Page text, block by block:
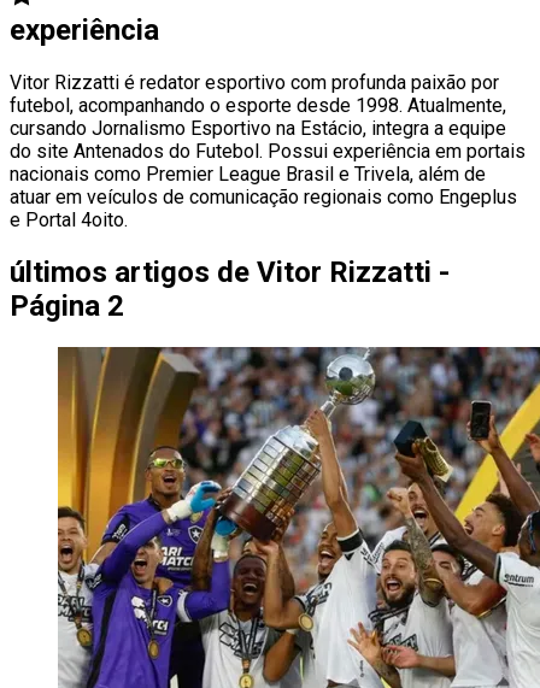
experiência
Vitor Rizzatti é redator esportivo com profunda paixão por
futebol, acompanhando o esporte desde 1998. Atualmente,
cursando Jornalismo Esportivo na Estácio, integra a equipe
do site Antenados do Futebol. Possui experiência em portais
nacionais como Premier League Brasil e Trivela, além de
atuar em veículos de comunicação regionais como Engeplus
e Portal 4oito.
últimos artigos de Vitor Rizzatti -
Página 2